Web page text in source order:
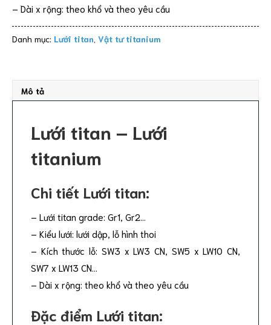
– Dài x rộng: theo khổ và theo yêu cầu
Danh mục: Lưới titan Vật tư titanium
Mô tả
Lưới titan – Lưới
titanium
Chi tiết Lưới titan:
– Lưới titan grade: Gr1, Gr2…
– Kiểu lưới: lưới dập, lỗ hình thoi
– Kích thước lỗ: SW3 x LW3 CN, SW5 x LW10 CN,
SW7 x LW13 CN…
– Dài x rộng: theo khổ và theo yêu cầu
Đặc điểm Lưới titan: